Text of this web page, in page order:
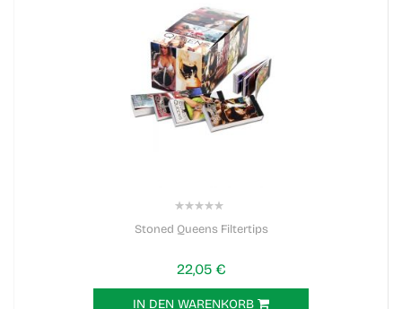
Stoned Queens Filtertips
22,05 €
IN DEN WARENKORB